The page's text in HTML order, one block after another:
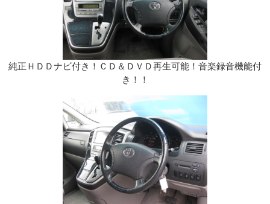
純正ＨＤＤナビ付き！ＣＤ＆ＤＶＤ再生可能！音楽録音機能付
き！！